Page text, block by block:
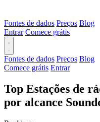
Fontes de dados Preços Blog
Entrar Comece grátis
Fontes de dados Preços Blog
Comece grátis Entrar
Top Estações de
por alcance